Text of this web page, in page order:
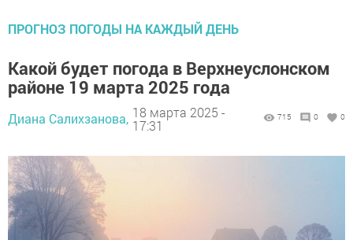
ПРОГНОЗ ПОГОДЫ НА КАЖДЫЙ ДЕНЬ
Какой будет погода в Верхнеуслонском
районе 19 марта 2025 года
Диана Салихзанова, 18 марта 2025 -
17:31
715 0 0